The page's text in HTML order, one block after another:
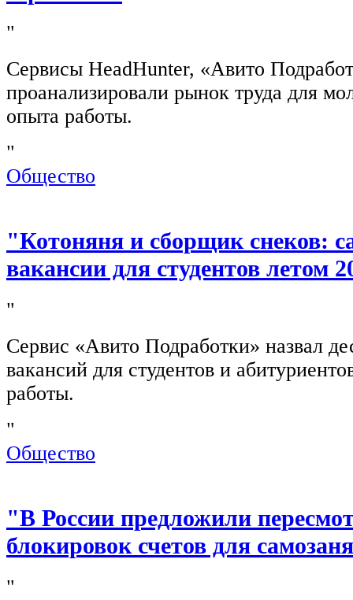
"
Сервисы HeadHunter, «Авито
проанализировали рынок труда для
опыта работы.
"
Общество
"Котоняня и сборщик снеков:
вакансии для студентов летом
"
Сервис «Авито Подработки» назвал
вакансий для студентов и
работы.
"
Общество
"В России предложили
блокировок счетов для
"